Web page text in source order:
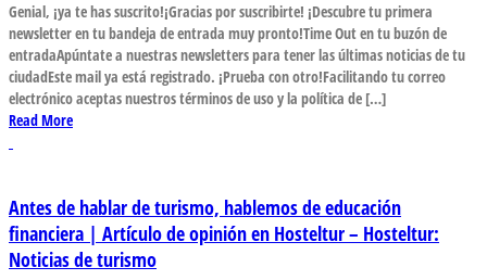
Genial, ¡ya te has suscrito!¡Gracias por suscribirte! ¡Descubre tu primera
newsletter en tu bandeja de entrada muy pronto!Time Out en tu buzón de
entradaApúntate a nuestras newsletters para tener las últimas noticias de tu
ciudadEste mail ya está registrado. ¡Prueba con otro!Facilitando tu correo
electrónico aceptas nuestros términos de uso y la política de […]
Read More
Antes de hablar de turismo, hablemos de educación
financiera | Artículo de opinión en Hosteltur – Hosteltur:
Noticias de turismo